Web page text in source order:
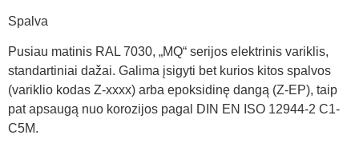
Spalva
Pusiau matinis RAL 7030, „MQ“ serijos elektrinis variklis,
standartiniai dažai. Galima įsigyti bet kurios kitos spalvos
(variklio kodas Z-xxxx) arba epoksidinę dangą (Z-EP), taip
pat apsaugą nuo korozijos pagal DIN EN ISO 12944-2 C1-
C5M.